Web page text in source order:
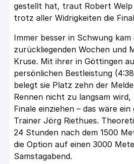
gestellt hat, traut Robert
trotz aller Widrigkeiten die
Immer besser in Schwung kam
zurückliegenden Wochen und
Kruse. Mit ihrer in Göttingen
persönlichen Bestleistung
belegt sie Platz zehn der
Rennen nicht zu langsam wird,
Finale einziehen – das wäre
Trainer Jörg Riethues.
24 Stunden nach dem 1500
die Option auf einen 3000
Samstagabend.